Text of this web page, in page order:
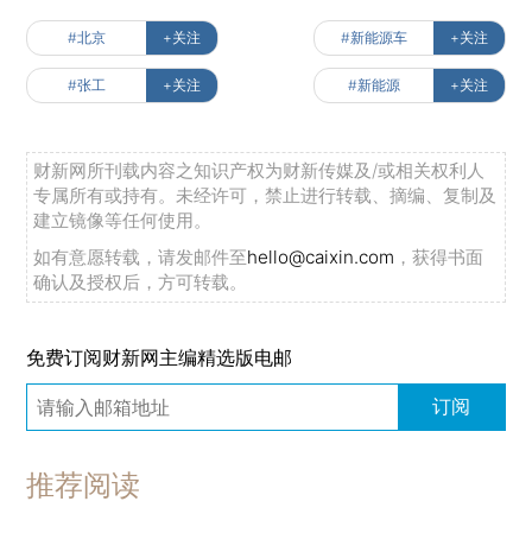
#北京 +关注 #新能源车 +关注
#张工 +关注 #新能源 +关注
财新网所刊载内容之知识产权为财新传媒及/或相关权利人
专属所有或持有。未经许可，禁止进行转载、摘编、复制及
建立镜像等任何使用。
如有意愿转载，请发邮件至hello@caixin.com ，获得书面
确认及授权后，方可转载。
免费订阅财新网主编精选版电邮
订阅
推荐阅读